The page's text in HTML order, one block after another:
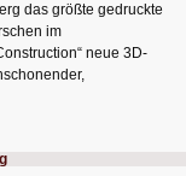
das größte gedruckte
im
neue 3D-